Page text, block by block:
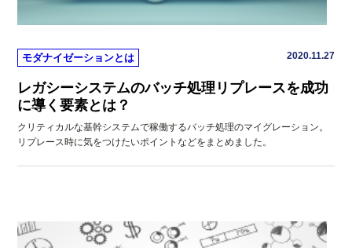
モダナイゼーションとは 2020.11.27
レガシーシステムのバッチ処理リプレースを成功
に導く要素とは？
クリティカルな基幹システムで稼働するバッチ処理のマイグレーション。
リプレース時に気をつけたいポイントなどをまとめました。